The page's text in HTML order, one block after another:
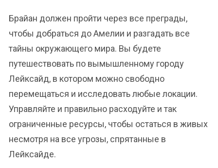
Брайан должен пройти через все преграды,
чтобы добраться до Амелии и разгадать все
тайны окружающего мира. Вы будете
путешествовать по вымышленному городу
Лейксайд, в котором можно свободно
перемещаться и исследовать любые локации.
Управляйте и правильно расходуйте и так
ограниченные ресурсы, чтобы остаться в живых
несмотря на все угрозы, спрятанные в
Лейксайде.